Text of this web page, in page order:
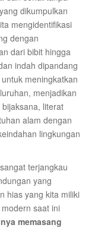
dikumpulkan
mengidentifikasi
dengan
dari bibit hingga
indah dipandang
meningkatkan
menjadikan
literat
alam dengan
lingkungan
terjangkau
yang
hias yang kita miliki
saat ini
memasang